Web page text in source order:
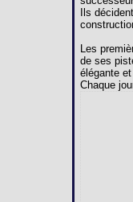
Ils
Les
de ses
élégante
Chaque